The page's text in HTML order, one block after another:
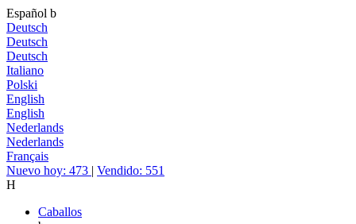
Español b
Deutsch
Deutsch
Deutsch
Italiano
Polski
English
English
Nederlands
Nederlands
Français
Nuevo hoy: 473 | Vendido: 551
H
Caballos